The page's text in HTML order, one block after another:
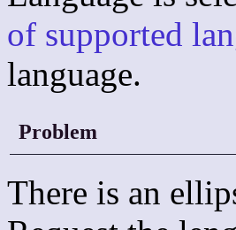
of supported
language.
Problem
There is an